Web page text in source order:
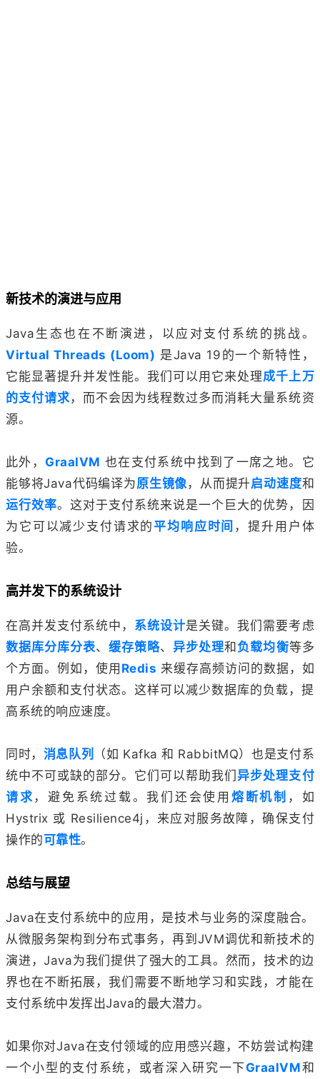
新技术的演进与应用
Java生态也在不断演进，以应对支付系统的挑战。
Virtual Threads (Loom) 是Java 19的一个新特性，
它能显著提升并发性能。我们可以用它来处理成千上万
的支付请求 ，而不会因为线程数过多而消耗大量系统资
源。
此外，GraalVM 也在支付系统中找到了一席之地。它
能够将Java代码编译为原生镜像 ，从而提升启动速度和
运行效率。这对于支付系统来说是一个巨大的优势，因
为它可以减少支付请求的平均响应时间 ，提升用户体
验。
高并发下的系统设计
在高并发支付系统中， 系统设计是关键。我们需要考虑
数据库分库分表、缓存策略、异步处理和负载均衡等多
个方面。例如，使用 Redis 来缓存高频访问的数据，如
用户余额和支付状态。这样可以减少数据库的负载，提
高系统的响应速度。
同时， 消息队列
（如 Kafka 和 RabbitMQ）也是支付系
统中不可或缺的部分。它们可以帮助我们异步处理支付
请求 ，避免系统过载。我们还会使用 熔断机制 ，如
Hystrix 或 Resilience4j，来应对服务故障，确保支付
操作的可靠性。
总结与展望
Java在支付系统中的应用，是技术与业务的深度融合。
从微服务架构到分布式事务，再到JVM调优和新技术的
演进，Java为我们提供了强大的工具。然而，技术的边
界也在不断拓展，我们需要不断地学习和实践，才能在
支付系统中发挥出Java的最大潜力。
如果你对Java在支付领域的应用感兴趣，不妨尝试构建
一个小型的支付系统，或者深入研究一下GraalVM和